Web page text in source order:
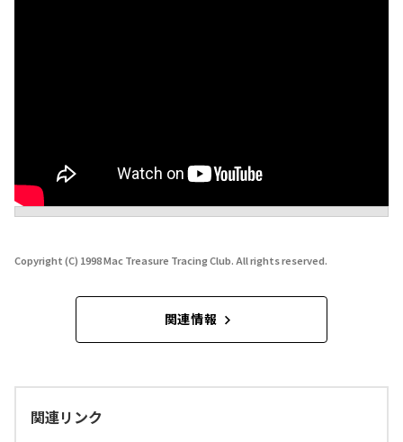
Copyright (C) 1998 Mac Treasure Tracing Club. All rights reserved.
関連情報
関連リンク